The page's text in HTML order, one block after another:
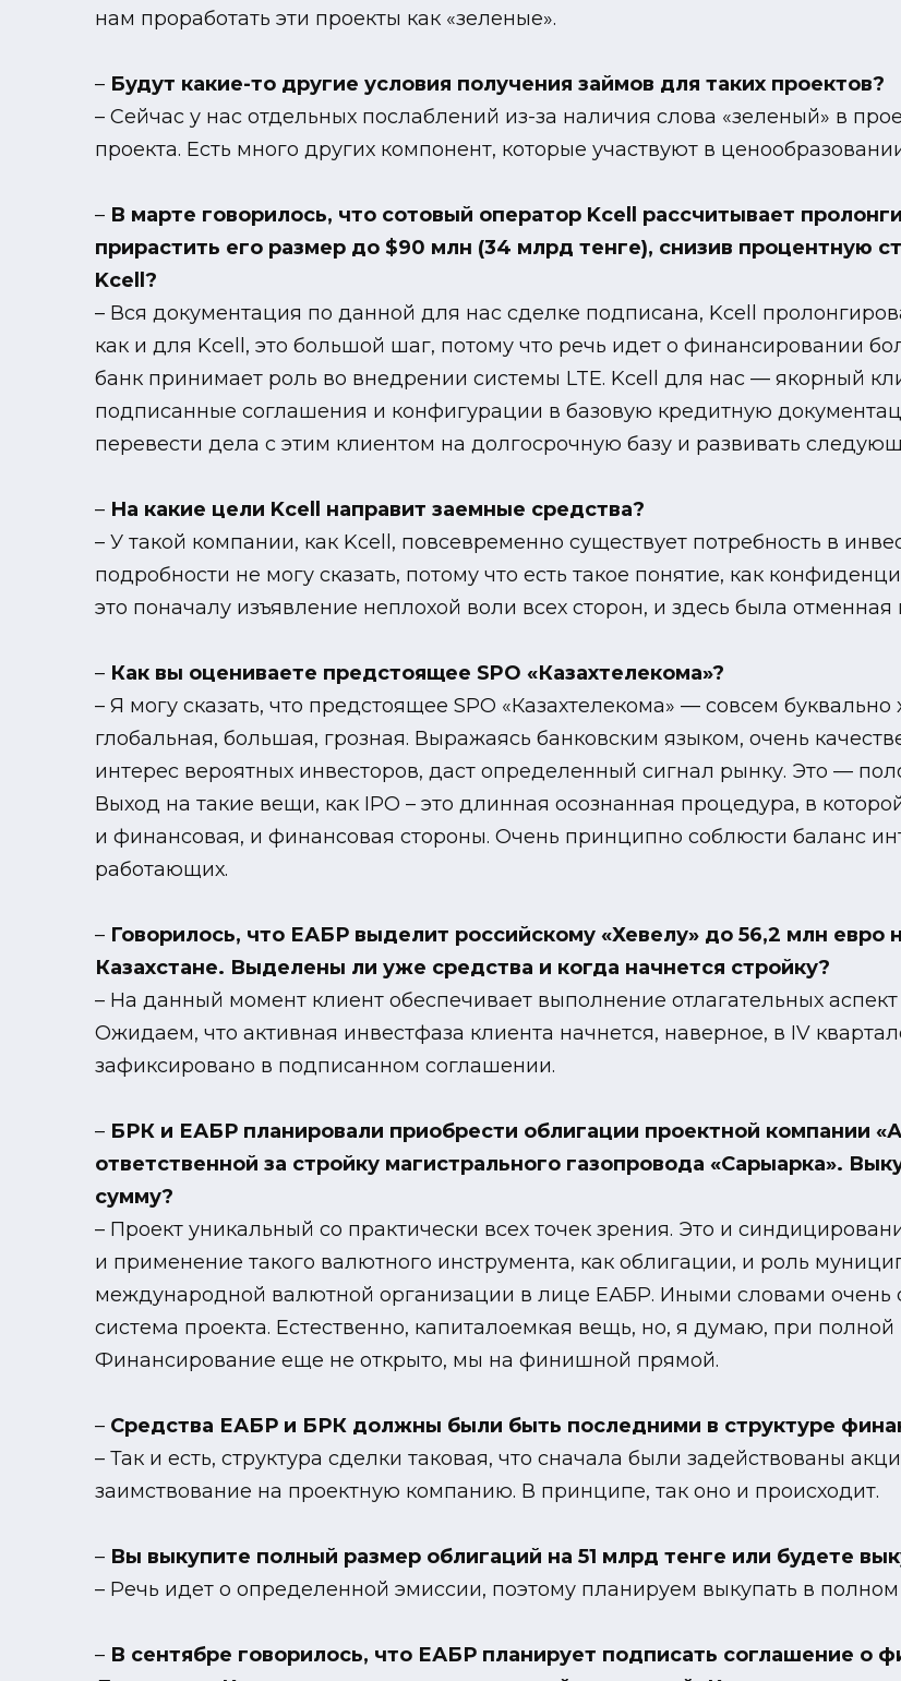
нам проработать эти проекты как «зеленые».
– Будут какие-то другие условия получения займов для таких проектов?
– Сейчас у нас отдельных послаблений из-за наличия слова «зеленый» в
проекта. Есть много других компонент, которые участвуют в
– В марте говорилось, что сотовый оператор Kcell рассчитывает
прирастить его размер до $90 млн (34 млрд тенге), снизив процентную
Kcell?
– Вся документация по данной для нас сделке подписана, Kcell
как и для Kcell, это большой шаг, потому что речь идет о финансировании
банк принимает роль во внедрении системы LTE. Kcell для нас — якорный
подписанные соглашения и конфигурации в базовую кредитную
перевести дела с этим клиентом на долгосрочную базу и развивать
– На какие цели Kcell направит заемные средства?
– У такой компании, как Kcell, повсевременно существует потребность в
подробности не могу сказать, потому что есть такое понятие, как
это поначалу изъявление неплохой воли всех сторон, и здесь была
– Как вы оцениваете предстоящее SPO «Казахтелекома»?
– Я могу сказать, что предстоящее SPO «Казахтелекома» — совсем
глобальная, большая, грозная. Выражаясь банковским языком, очень
интерес вероятных инвесторов, даст определенный сигнал рынку. Это —
Выход на такие вещи, как IPO – это длинная осознанная процедура, в
и финансовая, и финансовая стороны. Очень принципно соблюсти баланс
работающих.
– Говорилось, что ЕАБР выделит российскому «Хевелу» до 56,2 млн евро
Казахстане. Выделены ли уже средства и когда начнется стройку?
– На данный момент клиент обеспечивает выполнение отлагательных
Ожидаем, что активная инвестфаза клиента начнется, наверное, в IV
зафиксировано в подписанном соглашении.
– БРК и ЕАБР планировали приобрести облигации проектной компании
ответственной за стройку магистрального газопровода «Сарыарка».
сумму?
– Проект уникальный со практически всех точек зрения. Это и
и применение такого валютного инструмента, как облигации, и роль
международной валютной организации в лице ЕАБР. Иными словами очень
система проекта. Естественно, капиталоемкая вещь, но, я думаю, при полной
Финансирование еще не открыто, мы на финишной прямой.
– Средства ЕАБР и БРК должны были быть последними в структуре
– Так и есть, структура сделки таковая, что сначала были задействованы
заимствование на проектную компанию. В принципе, так оно и происходит.
– Вы выкупите полный размер облигаций на 51 млрд тенге или будете
– Речь идет о определенной эмиссии, поэтому планируем выкупать в
– В сентябре говорилось, что ЕАБР планирует подписать соглашение о